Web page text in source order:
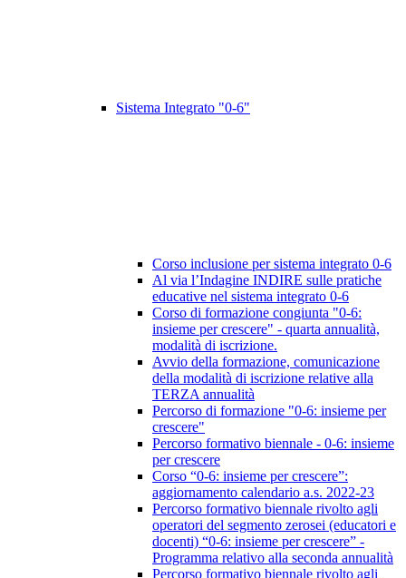
Sistema Integrato "0-6"
Corso inclusione per sistema integrato 0-6
Al via l’Indagine INDIRE sulle pratiche
educative nel sistema integrato 0-6
Corso di formazione congiunta "0-6:
insieme per crescere" - quarta annualità,
modalità di iscrizione.
Avvio della formazione, comunicazione
della modalità di iscrizione relative alla
TERZA annualità
Percorso di formazione "0-6: insieme per
crescere"
Percorso formativo biennale - 0-6: insieme
per crescere
Corso “0-6: insieme per crescere”:
aggiornamento calendario a.s. 2022-23
Percorso formativo biennale rivolto agli
operatori del segmento zerosei (educatori e
docenti) “0-6: insieme per crescere” -
Programma relativo alla seconda annualità
Percorso formativo biennale rivolto agli